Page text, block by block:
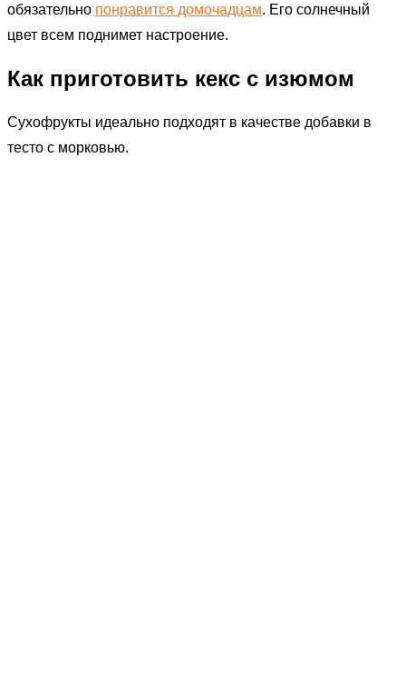
обязательно понравится домочадцам. Его солнечный
цвет всем поднимет настроение.
Как приготовить кекс с изюмом
Сухофрукты идеально подходят в качестве добавки в
тесто с морковью.